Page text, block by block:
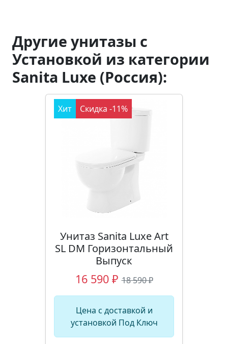
Другие унитазы с
Установкой из категории
Sanita Luxe (Россия):
Хит Скидка -11%
Унитаз Sanita Luxe Art
SL DM Горизонтальный
Выпуск
16 590 ₽18 590 ₽
Цена с доставкой и
установкой Под Ключ